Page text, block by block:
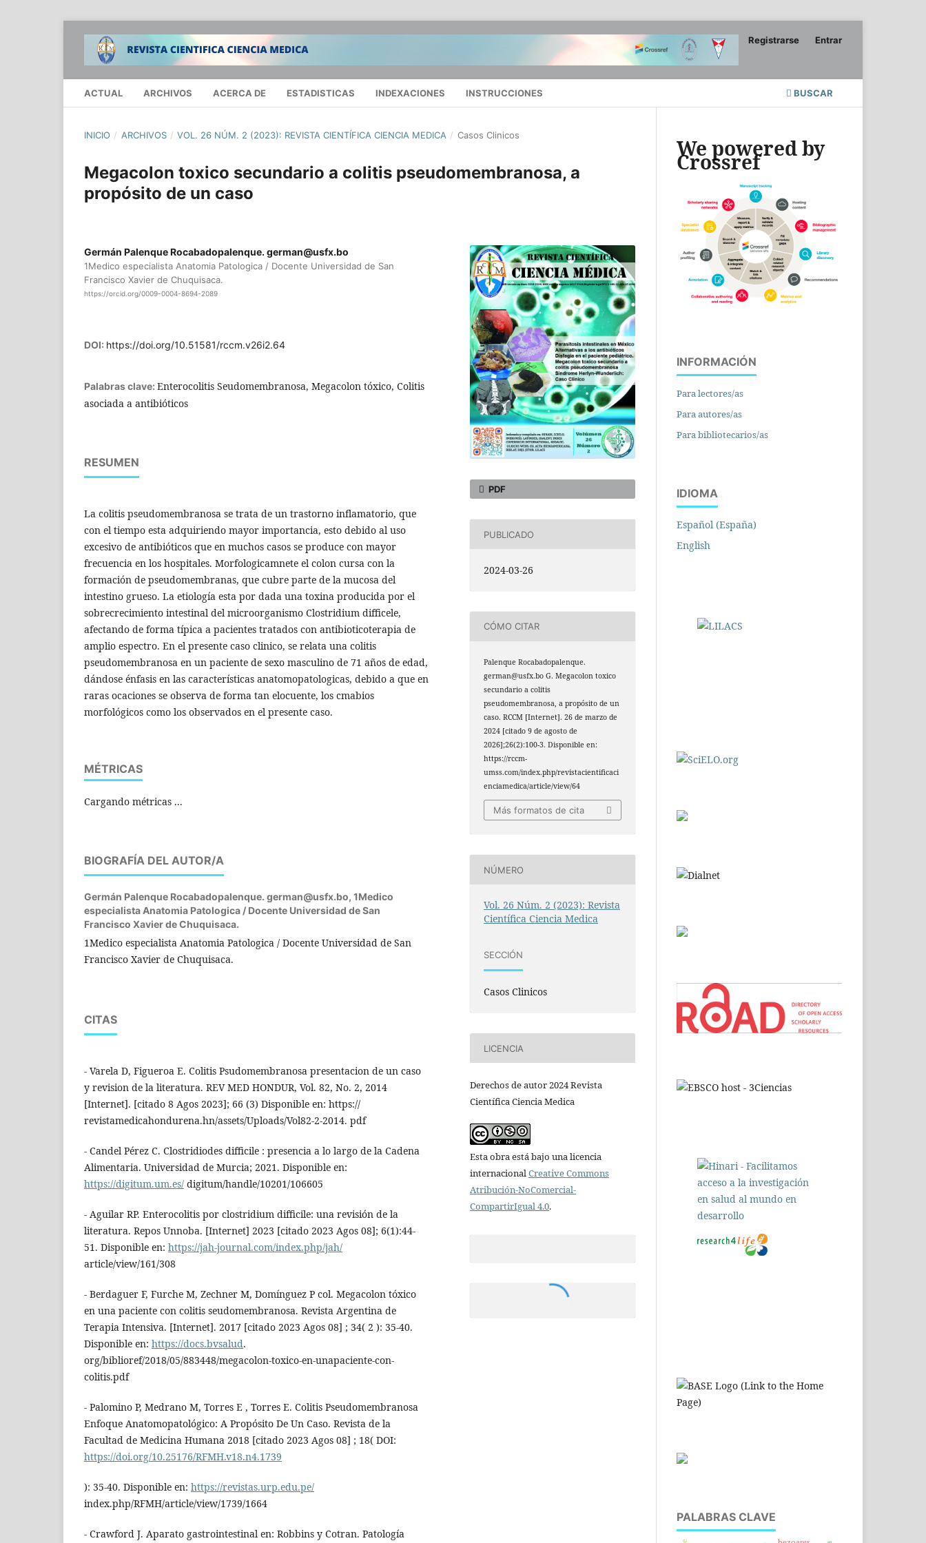
ACTUAL ARCHIVOS ACERCA DE ESTADISTICAS INDEXACIONES INSTRUCCIONES BUSCAR
Registrarse Entrar
INICIO / ARCHIVOS / VOL. 26 NÚM. 2 (2023): REVISTA CIENTÍFICA CIENCIA MEDICA / Casos Clinicos
Megacolon toxico secundario a colitis pseudomembranosa, a
propósito de un caso
Germán Palenque Rocabadopalenque. german@usfx.bo
1Medico especialista Anatomia Patologica / Docente Universidad de San
Francisco Xavier de Chuquisaca.
https://orcid.org/0009-0004-8694-2089
DOI: https://doi.org/10.51581/rccm.v26i2.64
Palabras clave: Enterocolitis Seudomembranosa, Megacolon tóxico, Colitis
asociada a antibióticos
RESUMEN
La colitis pseudomembranosa se trata de un trastorno inflamatorio, que
con el tiempo esta adquiriendo mayor importancia, esto debido al uso
excesivo de antibióticos que en muchos casos se produce con mayor
frecuencia en los hospitales. Morfologicamnete el colon cursa con la
formación de pseudomembranas, que cubre parte de la mucosa del
intestino grueso. La etiología esta por dada una toxina producida por el
sobrecrecimiento intestinal del microorganismo Clostridium difficele,
afectando de forma típica a pacientes tratados con antibioticoterapia de
amplio espectro. En el presente caso clinico, se relata una colitis
pseudomembranosa en un paciente de sexo masculino de 71 años de edad,
dándose énfasis en las características anatomopatologicas, debido a que en
raras ocaciones se observa de forma tan elocuente, los cmabios
morfológicos como los observados en el presente caso.
MÉTRICAS
Cargando métricas ...
BIOGRAFÍA DEL AUTOR/A
Germán Palenque Rocabadopalenque. german@usfx.bo, 1Medico
especialista Anatomia Patologica / Docente Universidad de San
Francisco Xavier de Chuquisaca.
1Medico especialista Anatomia Patologica / Docente Universidad de San
Francisco Xavier de Chuquisaca.
CITAS
- Varela D, Figueroa E. Colitis Psudomembranosa presentacion de un caso
y revision de la literatura. REV MED HONDUR, Vol. 82, No. 2, 2014
[Internet]. [citado 8 Agos 2023]; 66 (3) Disponible en: https://
revistamedicahondurena.hn/assets/Uploads/Vol82-2-2014. pdf
- Candel Pérez C. Clostridiodes difficile : presencia a lo largo de la Cadena
Alimentaria. Universidad de Murcia; 2021. Disponible en:
https://digitum.um.es/ digitum/handle/10201/106605
- Aguilar RP. Enterocolitis por clostridium difficile: una revisión de la
literatura. Repos Unnoba. [Internet] 2023 [citado 2023 Agos 08]; 6(1):44-
51. Disponible en: https://jah-journal.com/index.php/jah/
article/view/161/308
- Berdaguer F, Furche M, Zechner M, Domínguez P col. Megacolon tóxico
en una paciente con colitis seudomembranosa. Revista Argentina de
Terapia Intensiva. [Internet]. 2017 [citado 2023 Agos 08] ; 34( 2 ): 35-40.
Disponible en: https://docs.bvsalud.
org/biblioref/2018/05/883448/megacolon-toxico-en-unapaciente-con-
colitis.pdf
- Palomino P, Medrano M, Torres E , Torres E. Colitis Pseudomembranosa
Enfoque Anatomopatológico: A Propósito De Un Caso. Revista de la
Facultad de Medicina Humana 2018 [citado 2023 Agos 08] ; 18( DOI:
https://doi.org/10.25176/RFMH.v18.n4.1739
): 35-40. Disponible en: https://revistas.urp.edu.pe/
index.php/RFMH/article/view/1739/1664
- Crawford J. Aparato gastrointestinal en: Robbins y Cotran. Patología
PDF
PUBLICADO
2024-03-26
CÓMO CITAR
Palenque Rocabadopalenque.
german@usfx.bo G. Megacolon toxico
secundario a colitis
pseudomembranosa, a propósito de un
caso. RCCM [Internet]. 26 de marzo de
2024 [citado 9 de agosto de
2026];26(2):100-3. Disponible en:
https://rccm-
umss.com/index.php/revistacientificaci
enciamedica/article/view/64
Más formatos de cita
NÚMERO
Vol. 26 Núm. 2 (2023): Revista
Científica Ciencia Medica
SECCIÓN
Casos Clinicos
LICENCIA
Derechos de autor 2024 Revista
Científica Ciencia Medica
Esta obra está bajo una licencia
internacionalCreative Commons
Atribución-NoComercial-
CompartirIgual 4.0.
We powered by
Crossref
INFORMACIÓN
Para lectores/as
Para autores/as
Para bibliotecarios/as
IDIOMA
Español (España)
English
PALABRAS CLAVE